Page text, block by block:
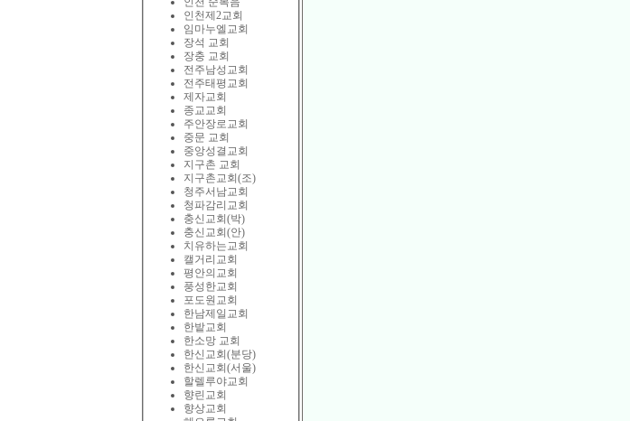
인천제2교회
임마누엘교회
장석 교회
장충 교회
전주남성교회
전주태평교회
제자교회
종교교회
주안장로교회
중문 교회
중앙성결교회
지구촌 교회
지구촌교회(조)
청주서남교회
청파감리교회
충신교회(박)
충신교회(안)
치유하는교회
캘거리교회
평안의교회
풍성한교회
포도원교회
한남제일교회
한밭교회
한소망 교회
한신교회(분당)
한신교회(서울)
할렐루야교회
향린교회
향상교회